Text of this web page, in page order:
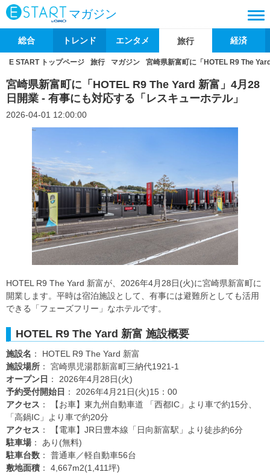
マガジン
総合 トレンド エンタメ 旅行 経済
E START トップページ 旅行 マガジン 宮崎県新富町に「HOTEL R9 The
宮崎県新富町に「HOTEL R9 The Yard 新富」4月28
日開業 - 有事にも対応する「レスキューホテル」
2026-04-01 12:00:00
HOTEL R9 The Yard 新富が、2026年4月28日(火)に宮崎県新富町に
開業します。平時は宿泊施設として、有事には避難所としても活用
できる「フェーズフリー」なホテルです。
HOTEL R9 The Yard 新富 施設概要
施設名 ： HOTEL R9 The Yard 新富
施設場所 ： 宮崎県児湯郡新富町三納代1921-1
オープン日 ： 2026年4月28日(火)
予約受付開始日 ： 2026年4月21日(火)15：00
アクセス ： 【お車】東九州自動車道 「西都IC」より車で約15分、
「高鍋IC」より車で約20分
アクセス ： 【電車】JR日豊本線「日向新富駅」より徒歩約6分
駐車場 ： あり(無料)
駐車台数 ： 普通車／軽自動車56台
敷地面積 ： 4,667m2(1,411坪)